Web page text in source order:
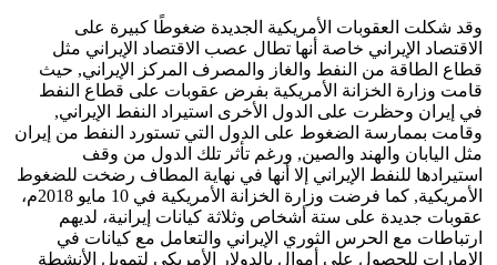
وقد شكلت العقوبات الأمريكية الجديدة ضغوطًا كبيرة على
الاقتصاد الإيراني خاصة أنها تطال عصب الاقتصاد الإيراني مثل
قطاع الطاقة من النفط والغاز والمصرف المركز الإيراني, حيث
قامت وزارة الخزانة الأمريكية بفرض عقوبات على قطاع النفط
في إيران وحظرت على الدول الأخرى استيراد النفط الإيراني,
وقامت بممارسة الضغوط على الدول التي تستورد النفط من إيران
مثل اليابان والهند والصين, ورغم تأثر تلك الدول من وقف
استيرادها للنفط الإيراني إلا أنها في نهاية المطاف رضخت للضغوط
الأمريكية, كما فرضت وزارة الخزانة الأمريكية في 10 مايو 2018م،
عقوبات جديدة على ستة أشخاص وثلاثة كيانات إيرانية، لديهم
ارتباطات مع الحرس الثوري الإيراني والتعامل مع كيانات في
الإمارات للحصول على أموال بالدولار الأمريكي لتمويل الأنشطة